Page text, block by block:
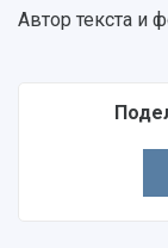
Автор текста и